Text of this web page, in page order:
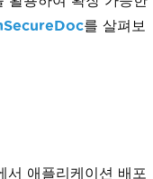
를 살펴보
서 애플리케이션 배포